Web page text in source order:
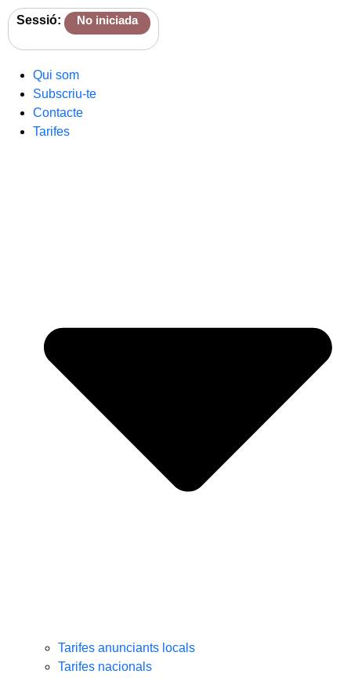
Sessió: No iniciada
Qui som
Subscriu-te
Contacte
Tarifes
Tarifes anunciants locals
Tarifes nacionals